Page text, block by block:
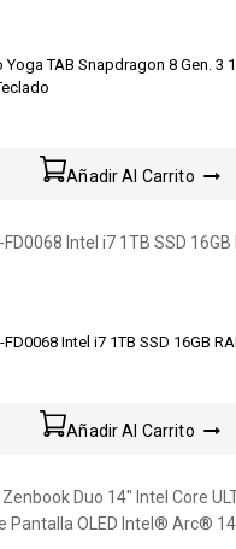
Yoga TAB Snapdragon 8 Gen. 3
Añadir Al Carrito
Intel i7 1TB SSD 16GB
Añadir Al Carrito